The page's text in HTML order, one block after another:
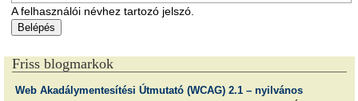
A felhasználói névhez tartozó jelszó.
Friss blogmarkok
Web Akadálymentesítési Útmutató (WCAG) 2.1 – nyilvános